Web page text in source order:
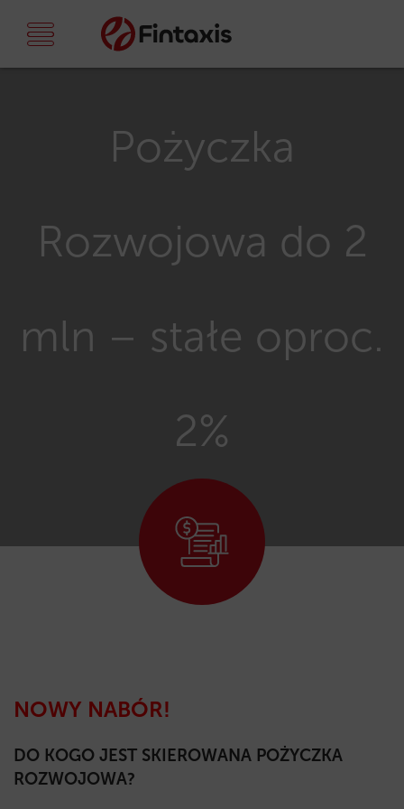
Pożyczka
Rozwojowa do 2
mln – stałe oproc.
2%
NOWY NABÓR!
DO KOGO JEST SKIEROWANA POŻYCZKA
ROZWOJOWA?